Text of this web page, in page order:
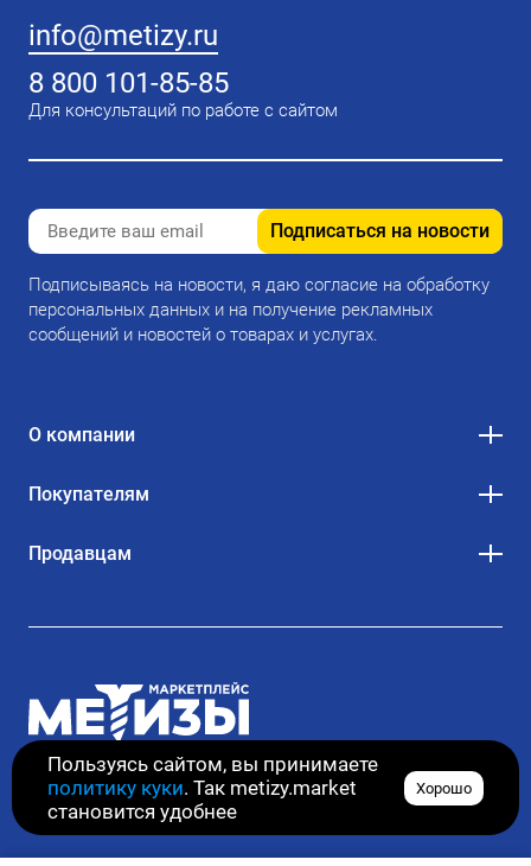
Пользуясь сайтом, вы принимаете
политику куки. Так metizy.market
становится удобнее
Хорошо
info@metizy.ru
8 800 101-85-85
Для консультаций по работе с сайтом
Подписаться на новости
Подписываясь на новости, я даю согласие на обработку
персональных данных и на получение рекламных
сообщений и новостей о товарах и услугах.
© 2020–2026. Все права защищены
О компании
Покупателям
Продавцам